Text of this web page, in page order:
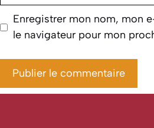
Enregistrer mon nom, mon
le navigateur pour mon